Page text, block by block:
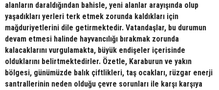
alanların daraldığından bahisle, yeni alanlar arayışında olup
yaşadıkları yerleri terk etmek zorunda kaldıkları için
mağduriyetlerini dile getirmektedir. Vatandaşlar, bu durumun
devam etmesi halinde hayvancılığı bırakmak zorunda
kalacaklarını vurgulamakta, büyük endişeler içerisinde
olduklarını belirtmektedirler. Özetle, Karaburun ve yakın
bölgesi, günümüzde balık çiftlikleri, taş ocakları, rüzgar enerji
santrallerinin neden olduğu çevre sorunları ile karşı karşıya